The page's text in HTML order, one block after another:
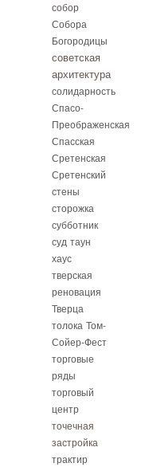
собор
Собора
Богородицы
советская
архитектура
солидарность
Спасо-
Преображенская
Спасская
Сретенская
Сретенский
стены
сторожка
субботник
суд таун
хаус
тверская
реновация
Тверца
толока Том-
Сойер-Фест
торговые
ряды
торговый
центр
точечная
застройка
трактир